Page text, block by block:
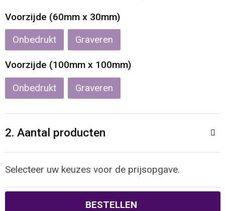
Waterflesjes
Promotietassen
Rugzakken
Schoudertassen
Strandtassen
Veiligheidssignalering en Verlichting
Vesten
Hoofdbescherming
Ademhalingsbescherming
Voorzijde (60mm x 30mm)
Onbedrukt Graveren
Voorzijde (100mm x 100mm)
Onbedrukt Graveren
2. Aantal producten
Selecteer uw keuzes voor de prijsopgave.
BESTELLEN